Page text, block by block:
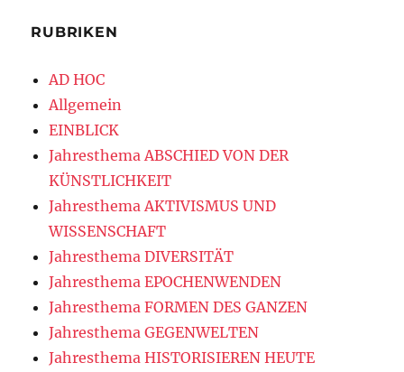
RUBRIKEN
AD HOC
Allgemein
EINBLICK
Jahresthema ABSCHIED VON DER
KÜNSTLICHKEIT
Jahresthema AKTIVISMUS UND
WISSENSCHAFT
Jahresthema DIVERSITÄT
Jahresthema EPOCHENWENDEN
Jahresthema FORMEN DES GANZEN
Jahresthema GEGENWELTEN
Jahresthema HISTORISIEREN HEUTE